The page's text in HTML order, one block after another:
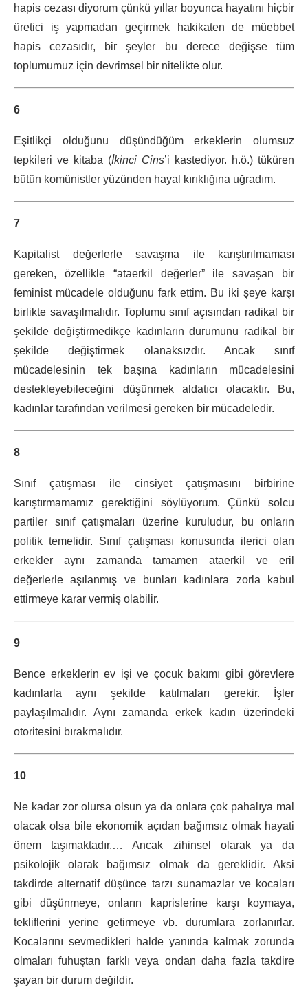
hapis cezası diyorum çünkü yıllar boyunca hayatını hiçbir
üretici iş yapmadan geçirmek hakikaten de müebbet
hapis cezasıdır, bir şeyler bu derece değişse tüm
toplumumuz için devrimsel bir nitelikte olur.
6
Eşitlikçi olduğunu düşündüğüm erkeklerin olumsuz
tepkileri ve kitaba (İkinci Cins’i kastediyor. h.ö.) tüküren
bütün komünistler yüzünden hayal kırıklığına uğradım.
7
Kapitalist değerlerle savaşma ile karıştırılmaması
gereken, özellikle “ataerkil değerler” ile savaşan bir
feminist mücadele olduğunu fark ettim. Bu iki şeye karşı
birlikte savaşılmalıdır. Toplumu sınıf açısından radikal bir
şekilde değiştirmedikçe kadınların durumunu radikal bir
şekilde değiştirmek olanaksızdır. Ancak sınıf
mücadelesinin tek başına kadınların mücadelesini
destekleyebileceğini düşünmek aldatıcı olacaktır. Bu,
kadınlar tarafından verilmesi gereken bir mücadeledir.
8
Sınıf çatışması ile cinsiyet çatışmasını birbirine
karıştırmamamız gerektiğini söylüyorum. Çünkü solcu
partiler sınıf çatışmaları üzerine kuruludur, bu onların
politik temelidir. Sınıf çatışması konusunda ilerici olan
erkekler aynı zamanda tamamen ataerkil ve eril
değerlerle aşılanmış ve bunları kadınlara zorla kabul
ettirmeye karar vermiş olabilir.
9
Bence erkeklerin ev işi ve çocuk bakımı gibi görevlere
kadınlarla aynı şekilde katılmaları gerekir. İşler
paylaşılmalıdır. Aynı zamanda erkek kadın üzerindeki
otoritesini bırakmalıdır.
10
Ne kadar zor olursa olsun ya da onlara çok pahalıya mal
olacak olsa bile ekonomik açıdan bağımsız olmak hayati
önem taşımaktadır.… Ancak zihinsel olarak ya da
psikolojik olarak bağımsız olmak da gereklidir. Aksi
takdirde alternatif düşünce tarzı sunamazlar ve kocaları
gibi düşünmeye, onların kaprislerine karşı koymaya,
tekliflerini yerine getirmeye vb. durumlara zorlanırlar.
Kocalarını sevmedikleri halde yanında kalmak zorunda
olmaları fuhuştan farklı veya ondan daha fazla takdire
şayan bir durum değildir.